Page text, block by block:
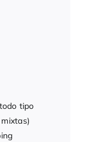
tipo